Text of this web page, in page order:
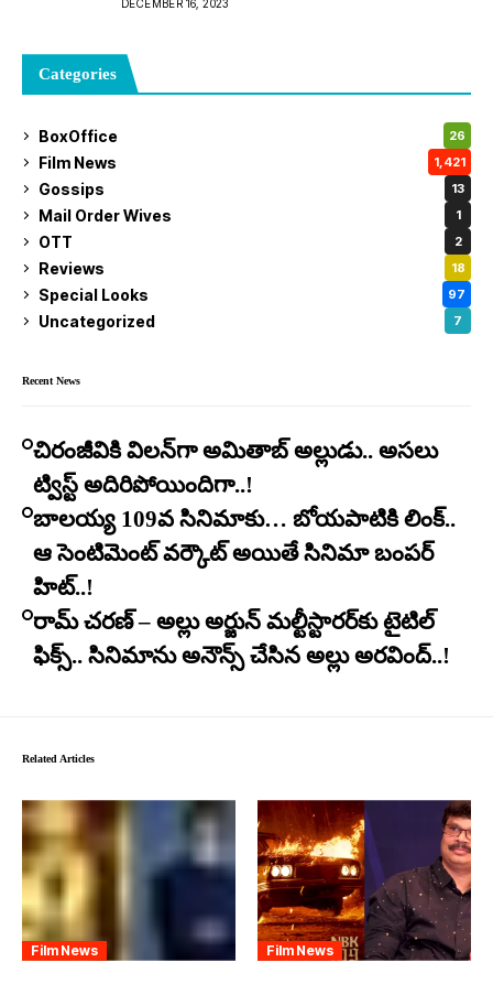
DECEMBER 16, 2023
Categories
BoxOffice 26
Film News 1,421
Gossips 13
Mail Order Wives 1
OTT 2
Reviews 18
Special Looks 97
Uncategorized 7
Recent News
చిరంజీవికి విలన్‌గా అమితాబ్ అల్లుడు.. అసలు
ట్విస్ట్ అదిరిపోయిందిగా..!
బాలయ్య 109వ సినిమాకు… బోయపాటికి లింక్..
ఆ సెంటిమెంట్ వర్కౌట్ అయితే సినిమా బంపర్
హిట్..!
రామ్ చరణ్ – అల్లు అర్జున్ మల్టీస్టారర్​కు టైటిల్
ఫిక్స్.. సినిమాను అనౌన్స్ చేసిన అల్లు అరవింద్..!
Related Articles
Film News Film News